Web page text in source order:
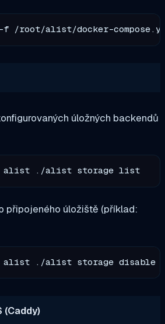
úložných backendů
připojeného úložiště (příklad:
(Caddy)